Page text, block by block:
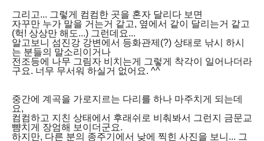
그리고... 그렇게 컴컴한 곳을 혼자 달리다 보면
자꾸만 누가 말을 거는거 같고, 옆에서 같이 달리는거 같고
(헉! 상상만 해도...) 그런데요...
알고보니 섬진강 강변에서 등화관제(?) 상태로 낚시 하시
는 분들의 말소리이거나
전조등에 나무 그림자 비치는게 그렇게 착각이 일어나더라
구요. 너무 무서워 하실거 없어요. ^^
중간에 계곡을 가로지르는 다리를 하나 마주치게 되는데
요,
컴컴하고 지친 상태에서 후래쉬로 비춰봐서 그런지 금문교
뺨치게 장엄해 보이더군요.
하지만, 다른 분의 종주기에서 낮에 찍힌 사진을 보니... 그